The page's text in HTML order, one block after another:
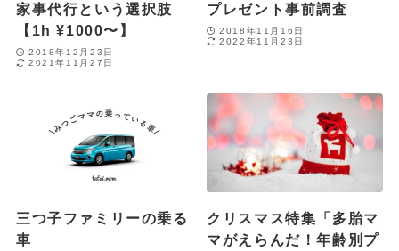
家事代行という選択肢
【1h ¥1000〜】
2018年12月23日
2021年11月27日
プレゼント事前調査
2018年11月16日
2022年11月23日
三つ子ファミリーの乗る
車
クリスマス特集「多胎マ
マがえらんだ！年齢別プ